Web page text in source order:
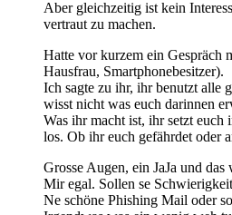
Aber gleichzeitig ist kein
vertraut zu machen.
Hatte vor kurzem ein Gespräch
Hausfrau, Smartphonebesitzer).
Ich sagte zu ihr, ihr benutzt alle
wisst nicht was euch darinnen
Was ihr macht ist, ihr setzt euch
los. Ob ihr euch gefährdet oder
Grosse Augen, ein JaJa und das
Mir egal. Sollen se
Ne schöne Phishing Mail oder